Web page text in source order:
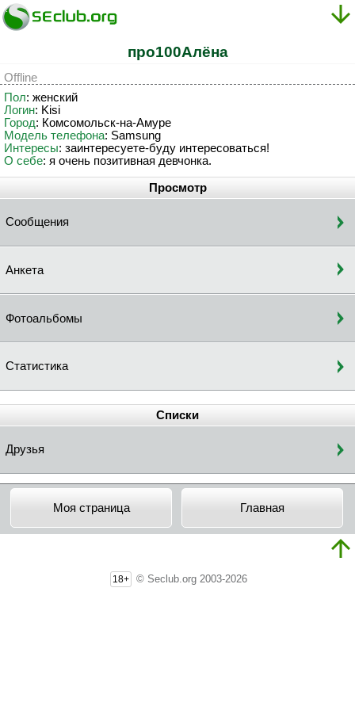
про100Алёна
Offline
Пол: женский
Логин: Kisi
Город: Комсомольск-на-Амуре
Модель телефона: Samsung
Интересы: заинтересуете-буду интересоваться!
О себе: я очень позитивная девчонка.
Просмотр
Сообщения
Анкета
Фотоальбомы
Статистика
Списки
Друзья
Моя страница Главная
18+ © Seclub.org 2003-2026